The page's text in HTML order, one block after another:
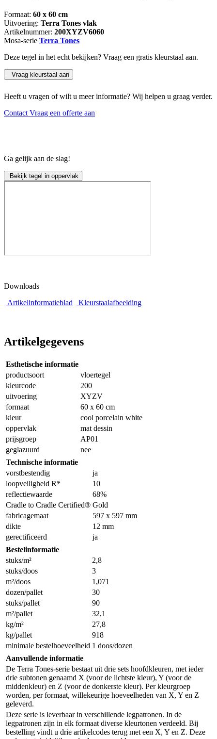
Formaat: 60 x 60 cm
Uitvoering: Terra Tones vlak
Artikelnummer: 200XYZV6060
Mosa-serie Terra Tones
Deze tegel in het echt bekijken? Vraag een gratis kleurstaal aan.
Vraag kleurstaal aan
Heeft u vragen of wilt u meer informatie? Wij helpen u graag verder.
Contact Vraag een offerte aan
Ga gelijk aan de slag!
Bekijk tegel in oppervlak
Downloads
Artikelinformatieblad
Kleurstaalafbeelding
Artikelgegevens
Esthetische informatie
productsoort
vloertegel
kleurcode
200
uitvoering
XYZV
formaat
60 x 60 cm
kleur
cool porcelain white
oppervlak
mat dessin
prijsgroep
AP01
geglazuurd
nee
Technische informatie
vorstbestendig
ja
loopveiligheid R*
10
reflectiewaarde
68%
Cradle to Cradle Certified® Gold
fabricagemaat
597 x 597 mm
dikte
12 mm
gerectificeerd
ja
Bestelinformatie
stuks/m²
2,8
stuks/doos
3
m²/doos
1,071
dozen/pallet
30
stuks/pallet
90
m²/pallet
32,1
kg/m²
27,8
kg/pallet
918
minimale bestelhoeveelheid 1 doos/dozen
Aanvullende informatie
De Terra Tones-serie bestaat uit drie sets hoofdkleuren, met ieder
drie subtonen genaamd X (voor de lichtste kleur), Y (voor de
middenkleur) en Z (voor de donkerste kleur). Per kleurgroep
worden, per formaat, willekeurige hoeveelheden van X, Y en Z
geleverd.
Deze serie is leverbaar in verschillende legpatronen. In de
legpatronen zijn in elk formaat diverse kleurtonen verdeeld. Bij
bestelling vindt u drie artikelcodes terug met een X, Y en Z. Deze